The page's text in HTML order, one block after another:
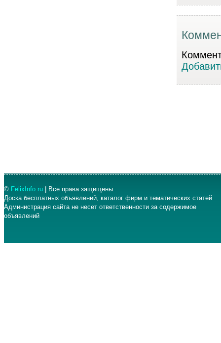
© FelixInfo.ru | Все права защищены
Доска бесплатных объявлений, каталог фирм и тематических статей
Администрация сайта не несет ответственности за содержимое
объявлений